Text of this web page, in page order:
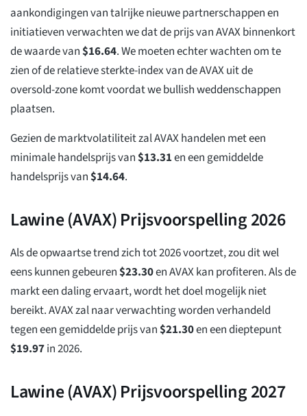
aankondigingen van talrijke nieuwe partnerschappen en
initiatieven verwachten we dat de prijs van AVAX binnenkort
de waarde van$16.64. We moeten echter wachten om te
zien of de relatieve sterkte-index van de AVAX uit de
oversold-zone komt voordat we bullish weddenschappen
plaatsen.
Gezien de marktvolatiliteit zal AVAX handelen met een
minimale handelsprijs van$13.31en een gemiddelde
handelsprijs van$14.64.
Lawine (AVAX) Prijsvoorspelling 2026
Als de opwaartse trend zich tot 2026 voortzet, zou dit wel
eens kunnen gebeuren$23.30en AVAX kan profiteren. Als de
markt een daling ervaart, wordt het doel mogelijk niet
bereikt. AVAX zal naar verwachting worden verhandeld
tegen een gemiddelde prijs van$21.30en een dieptepunt
$19.97in 2026.
Lawine (AVAX) Prijsvoorspelling 2027